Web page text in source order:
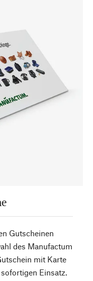
Gutscheinen
des Manufactum
mit Karte
Einsatz.